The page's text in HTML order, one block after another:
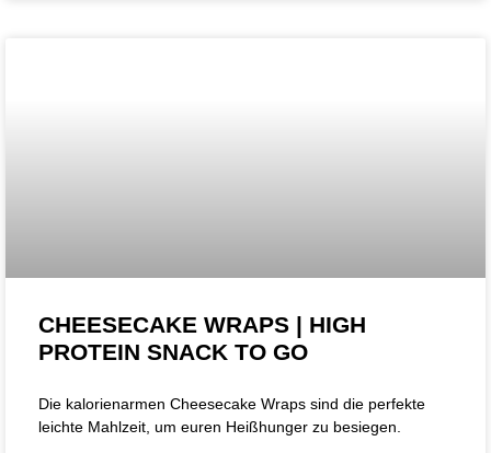
CHEESECAKE WRAPS | HIGH
PROTEIN SNACK TO GO
Die kalorienarmen Cheesecake Wraps sind die perfekte
leichte Mahlzeit, um euren Heißhunger zu besiegen.